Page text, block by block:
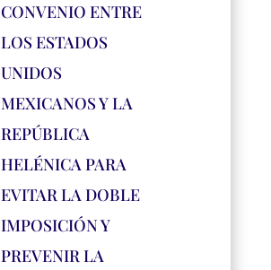
CONVENIO ENTRE
LOS ESTADOS
UNIDOS
MEXICANOS Y LA
REPÚBLICA
HELÉNICA PARA
EVITAR LA DOBLE
IMPOSICIÓN Y
PREVENIR LA